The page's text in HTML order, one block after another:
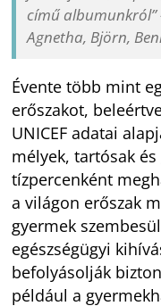
című albumunkról”
Agnetha, Björn,
Évente több mint
erőszakot,
UNICEF adatai
mélyek, tartósak
tízpercenként
a világon erőszak
gyermek
egészségügyi
befolyásolják
például a